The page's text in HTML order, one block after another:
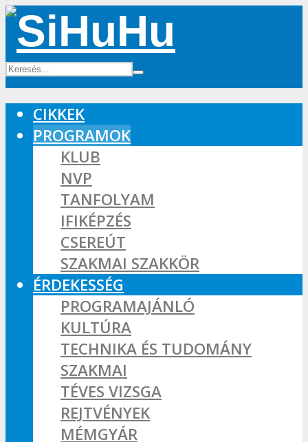
CIKKEK
PROGRAMOK
KLUB
NVP
TANFOLYAM
IFIKÉPZÉS
CSEREÚT
SZAKMAI SZAKKÖR
ÉRDEKESSÉG
PROGRAMAJÁNLÓ
KULTÚRA
TECHNIKA ÉS TUDOMÁNY
SZAKMAI
TÉVES VIZSGA
REJTVÉNYEK
MÉMGYÁR